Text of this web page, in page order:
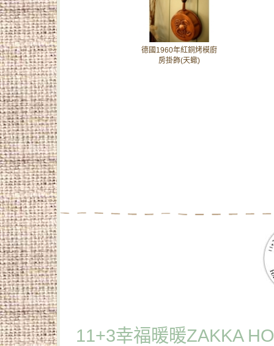
德國1960年紅銅烤模廚
房掛飾(天蠍)
11+3幸福暖暖ZAKKA